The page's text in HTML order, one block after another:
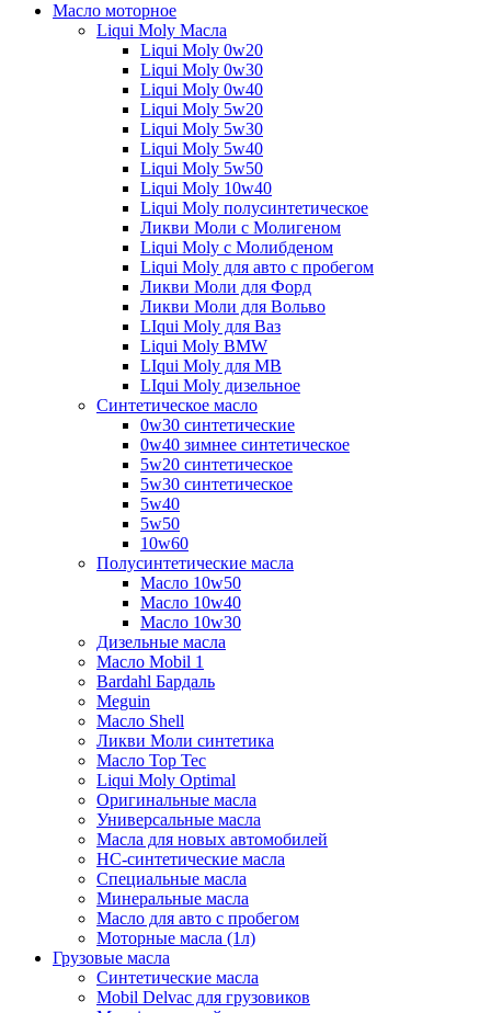
Масло моторное
Liqui Moly Масла
Liqui Moly 0w20
Liqui Moly 0w30
Liqui Moly 0w40
Liqui Moly 5w20
Liqui Moly 5w30
Liqui Moly 5w40
Liqui Moly 5w50
Liqui Moly 10w40
Liqui Moly полусинтетическое
Ликви Моли с Молигеном
Liqui Moly с Молибденом
Liqui Moly для авто с пробегом
Ликви Моли для Форд
Ликви Моли для Вольво
LIqui Moly для Ваз
Liqui Moly BMW
LIqui Moly для MB
LIqui Moly дизельное
Синтетическое масло
0w30 синтетические
0w40 зимнее синтетическое
5w20 синтетическое
5w30 синтетическое
5w40
5w50
10w60
Полусинтетические масла
Масло 10w50
Масло 10w40
Масло 10w30
Дизельные масла
Масло Mobil 1
Bardahl Бардаль
Meguin
Масло Shell
Ликви Моли синтетика
Масло Top Tec
Liqui Moly Optimal
Оригинальные масла
Универсальные масла
Масла для новых автомобилей
HC-синтетические масла
Специальные масла
Минеральные масла
Масло для авто с пробегом
Моторные масла (1л)
Грузовые масла
Синтетические масла
Mobil Delvac для грузовиков